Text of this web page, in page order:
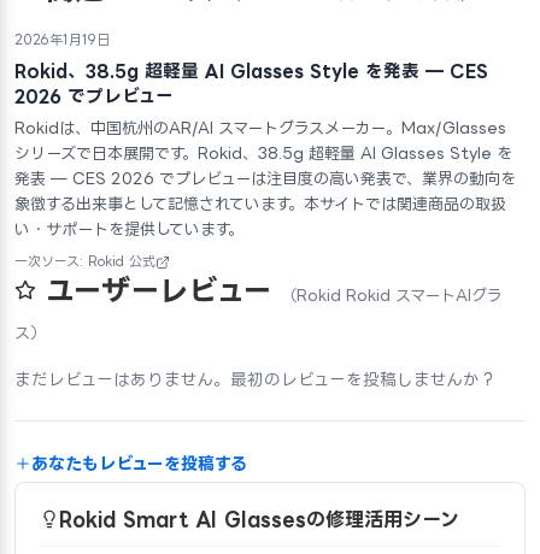
2026年1月19日
Rokid、38.5g 超軽量 AI Glasses Style を発表 — CES
2026 でプレビュー
Rokidは、中国杭州のAR/AI スマートグラスメーカー。Max/Glasses
シリーズで日本展開です。Rokid、38.5g 超軽量 AI Glasses Style を
発表 — CES 2026 でプレビューは注目度の高い発表で、業界の動向を
象徴する出来事として記憶されています。本サイトでは関連商品の取扱
い・サポートを提供しています。
一次ソース: Rokid 公式
ユーザーレビュー （Rokid Rokid スマートAIグラ
ス）
まだレビューはありません。最初のレビューを投稿しませんか？
あなたもレビューを投稿する
Rokid Smart AI Glassesの修理活用シーン